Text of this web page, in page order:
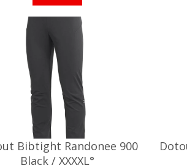
Bibtight Randonee 900
Black / XXXXL°